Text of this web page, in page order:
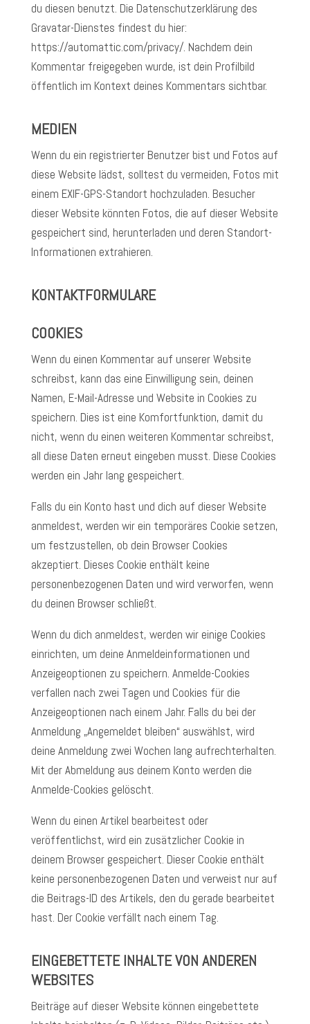
du diesen benutzt. Die Datenschutzerklärung des
Gravatar-Dienstes findest du hier:
https://automattic.com/privacy/. Nachdem dein
Kommentar freigegeben wurde, ist dein Profilbild
öffentlich im Kontext deines Kommentars sichtbar.
MEDIEN
Wenn du ein registrierter Benutzer bist und Fotos auf
diese Website lädst, solltest du vermeiden, Fotos mit
einem EXIF-GPS-Standort hochzuladen. Besucher
dieser Website könnten Fotos, die auf dieser Website
gespeichert sind, herunterladen und deren Standort-
Informationen extrahieren.
KONTAKTFORMULARE
COOKIES
Wenn du einen Kommentar auf unserer Website
schreibst, kann das eine Einwilligung sein, deinen
Namen, E-Mail-Adresse und Website in Cookies zu
speichern. Dies ist eine Komfortfunktion, damit du
nicht, wenn du einen weiteren Kommentar schreibst,
all diese Daten erneut eingeben musst. Diese Cookies
werden ein Jahr lang gespeichert.
Falls du ein Konto hast und dich auf dieser Website
anmeldest, werden wir ein temporäres Cookie setzen,
um festzustellen, ob dein Browser Cookies
akzeptiert. Dieses Cookie enthält keine
personenbezogenen Daten und wird verworfen, wenn
du deinen Browser schließt.
Wenn du dich anmeldest, werden wir einige Cookies
einrichten, um deine Anmeldeinformationen und
Anzeigeoptionen zu speichern. Anmelde-Cookies
verfallen nach zwei Tagen und Cookies für die
Anzeigeoptionen nach einem Jahr. Falls du bei der
Anmeldung „Angemeldet bleiben“ auswählst, wird
deine Anmeldung zwei Wochen lang aufrechterhalten.
Mit der Abmeldung aus deinem Konto werden die
Anmelde-Cookies gelöscht.
Wenn du einen Artikel bearbeitest oder
veröffentlichst, wird ein zusätzlicher Cookie in
deinem Browser gespeichert. Dieser Cookie enthält
keine personenbezogenen Daten und verweist nur auf
die Beitrags-ID des Artikels, den du gerade bearbeitet
hast. Der Cookie verfällt nach einem Tag.
EINGEBETTETE INHALTE VON ANDEREN
WEBSITES
Beiträge auf dieser Website können eingebettete